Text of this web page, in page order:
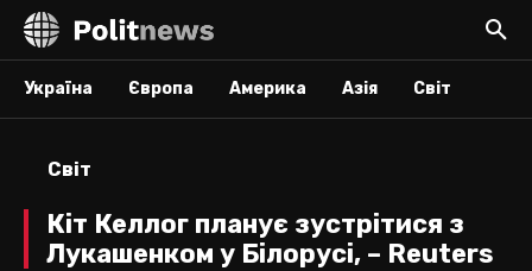
Україна Європа Америка Азія Світ
Світ
Кіт Келлог планує зустрітися з
Лукашенком у Білорусі, – Reuters